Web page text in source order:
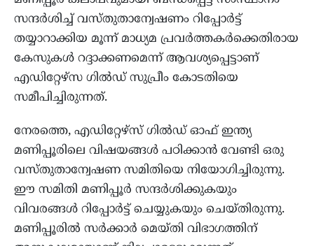
സന്ദര്‍ശിച്ച് വസ്തുതാന്വേഷണം റിപ്പോര്‍ട്ട്
തയ്യാറാക്കിയ മൂന്ന് മാധ്യമ പ്രവര്‍ത്തകര്‍ക്കെതിരായ
കേസുകള്‍ റദ്ദാക്കണമെന്ന് ആവശ്യപ്പെട്ടാണ്
എഡിറ്റേഴ്സ ഗില്‍ഡ് സുപ്രീം കോടതിയെ
സമീപിച്ചിരുന്നത്.
നേരത്തെ, എഡിറ്റേഴ്സ് ഗില്‍ഡ് ഓഫ് ഇന്ത്യ
മണിപ്പൂരിലെ വിഷയങ്ങള്‍ പഠിക്കാന്‍ വേണ്ടി ഒരു
വസ്തുതാന്വേഷണ സമിതിയെ നിയോഗിച്ചിരുന്നു.
ഈ സമിതി മണിപ്പൂര്‍ സന്ദര്‍ശിക്കുകയും
വിവരങ്ങള്‍ റിപ്പോര്‍ട്ട് ചെയ്യുകയും ചെയ്തിരുന്നു.
മണിപ്പൂരില്‍ സര്‍ക്കാര്‍ മെയ്തി വിഭാഗത്തിന്